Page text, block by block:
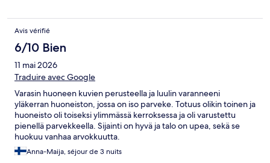
Avis vérifié
6/10 Bien
11 mai 2026
Traduire avec Google
Varasin huoneen kuvien perusteella ja luulin varanneeni
yläkerran huoneiston, jossa on iso parveke. Totuus olikin toinen ja
huoneisto oli toiseksi ylimmässä kerroksessa ja oli varustettu
pienellä parvekkeella. Sijainti on hyvä ja talo on upea, sekä se
huokuu vanhaa arvokkuutta.
Anna-Maija, séjour de 3 nuits